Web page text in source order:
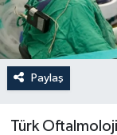
Paylaş
Türk